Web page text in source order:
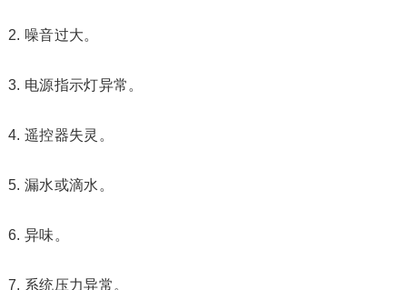
2. 噪音过大。
3. 电源指示灯异常。
4. 遥控器失灵。
5. 漏水或滴水。
6. 异味。
7. 系统压力异常。